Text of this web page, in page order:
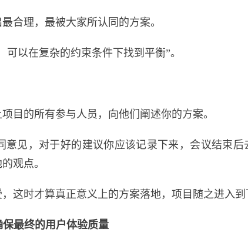
合理，最被大家所认同的方案。
以在复杂的约束条件下找到平衡”。
目的所有参与人员，向他们阐述你的方案。
见，对于好的建议你应该记录下来，会议结束
观点。
这时才算真正意义上的方案落地，项目随之进入到
最终的用户体验质量